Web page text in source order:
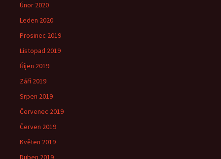
Únor 2020
Leden 2020
Prosinec 2019
Listopad 2019
Říjen 2019
Září 2019
Srpen 2019
Červenec 2019
Červen 2019
Květen 2019
Duben 2019